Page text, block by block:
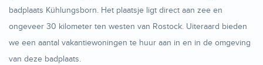
badplaats Kühlungsborn. Het plaatsje ligt direct aan zee en
ongeveer 30 kilometer ten westen van Rostock. Uiteraard bieden
we een aantal vakantiewoningen te huur aan in en in de omgeving
van deze badplaats.